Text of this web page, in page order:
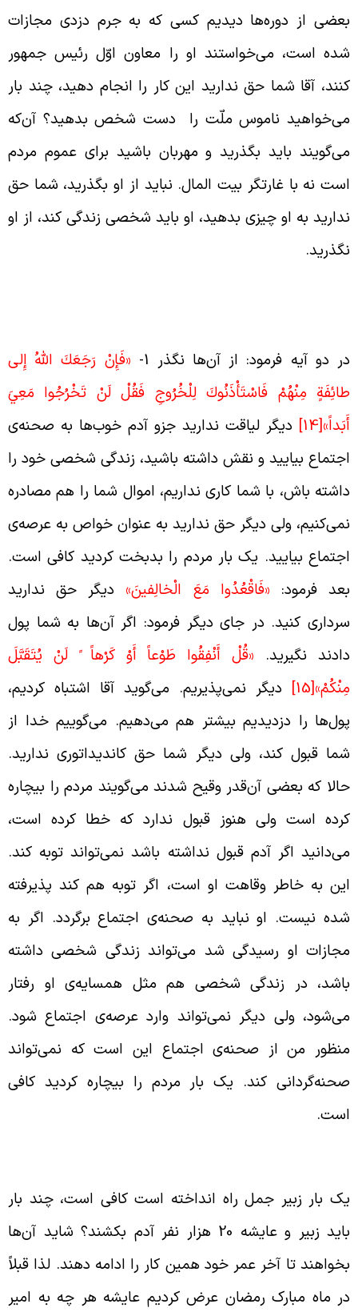
از دوره‌ها دیدیم کسی که به جرم دزدی مجازات
است، می‌خواستند او را معاون اوّل رئیس جمهور
آقا شما حق ندارید این کار را انجام دهید، چند بار
ناموس ملّت را دست شخص بدهید؟ آن‌که
باید بگذرید و مهربان باشید برای عموم مردم
نه با غارتگر بیت المال. نباید از او بگذرید، شما حق
به او چیزی بدهید، او باید شخصی زندگی کند، از او
دو آیه فرمود: از آن‌ها نگذر 1-
«فَإِنْ رَجَعَكَ اللَّهُ إِلى‏
مِنْهُمْ فَاسْتَأْذَنُوكَ لِلْخُرُوجِ فَقُلْ لَنْ تَخْرُجُوا مَعِيَ
[14]
دیگر لیاقت ندارید جزو آدم خوب‌ها به صحنه‌ی
بیایید و نقش داشته باشید، زندگی شخصی خود را
باش، با شما کاری نداریم، اموال شما را هم مصادره
ولی دیگر حق ندارید به عنوان خواص به عرصه‌ی
بیایید. یک بار مردم را بدبخت کردید کافی است.
فرمود: «فَاقْعُدُوا مَعَ الْخالِفينَ»دیگر حق ندارید
کنید. در جای دیگر فرمود: اگر آن‌ها به شما پول
نگیرید. «قُلْ أَنْفِقُوا طَوْعاً أَوْ كَرْهاً ً لَنْ يُتَقَبَّلَ
[15]
دیگر نمی‌پذیریم. می‌گوید آقا اشتباه کردیم،
را دزدیدیم بیشتر هم می‌دهیم. می‌گوییم خدا از
قبول کند، ولی دیگر شما حق کاندیداتوری ندارید.
که بعضی آن‌قدر وقیح شدند می‌گویند مردم را بیچاره
است ولی هنوز قبول ندارد که خطا کرده است،
اگر آدم قبول نداشته باشد نمی‌تواند توبه کند.
به خاطر وقاهت او است، اگر توبه هم کند پذیرفته
نیست. او نباید به صحنه‌ی اجتماع برگردد. اگر به
او رسیدگی شد می‌تواند زندگی شخصی داشته
در زندگی شخصی هم مثل همسایه‌ی او رفتار
ولی دیگر نمی‌تواند وارد عرصه‌ی اجتماع شود.
من از صحنه‌ی اجتماع این است که نمی‌تواند
کند. یک بار مردم را بیچاره کردید کافی
بار زبیر جمل راه انداخته است کافی است، چند بار
باید زبیر و عایشه 20 هزار نفر آدم بکشند؟ شاید آن‌ها
تا آخر عمر خود همین کار را ادامه دهند. لذا قبلاً
ماه مبارک رمضان عرض کردیم عایشه هر چه به امیر